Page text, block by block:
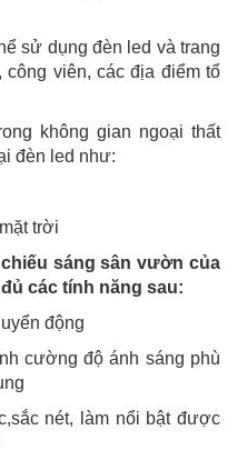
sử dụng đèn led và trang
viên, các địa điểm tổ
không gian ngoại thất
đèn led như:
trời
sáng sân vườn của
các tính năng sau:
động
cường độ ánh sáng phù
nét, làm nổi bật được